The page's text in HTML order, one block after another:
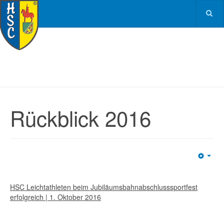
Rückblick 2016
HSC Leichtathleten beim Jubiläumsbahnabschlusssportfest
erfolgreich | 1. Oktober 2016